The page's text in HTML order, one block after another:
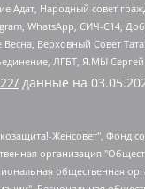
Адат, Народный совет
WhatsApp, СИЧ-С14,
Верховный Совет
ЛГБТ, Я.МЫ
данные на
учреждение "Центр поддержки и содействия развитию средств массовой информации", Пензенский региональный общественный благотворительный фонд "Гражданский союз", "Север.Реалии", Некоммерческая организация Фонд "Правовая инициатива", Общество с ограниченной ответственностью "Радио Свободная Европа/Радио Свобода", Чешское информационное агентство "MEDIUM-ORIENT", Красноярская региональная общественная организация "Мы против СПИДа", Камалягин Денис Николаевич, Маркелов Сергей Евгеньевич, Пономарев Лев Александрович, Савицкая Людмила Алексеевна, Автономная некоммерческая организация "Центр по работе с проблемой насилия "НАСИЛИЮ.НЕТ", Межрегиональный профессиональный союз работников здравоохранения "Альянс врачей", Юридическое лицо, зарегистрированное в Латвийской Республике, SIA "Medusa Project" (регистрационный номер 40103797863, дата регистрации 10.06.2014), Некоммерческая организация "Фонд по борьбе с коррупцией", Автономная некоммерческая организация "Институт права и публичной политики", Баданин Роман Сергеевич, Гликин Максим Александрович, Железнова Мария Михайловна, Лукьянова Юлия